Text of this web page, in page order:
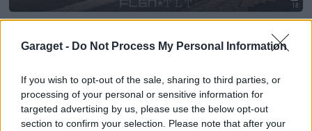
Garaget - Do Not Process My Personal Information
If you wish to opt-out of the sale, sharing to third parties, or
processing of your personal or sensitive information for
targeted advertising by us, please use the below opt-out
section to confirm your selection. Please note that after your
18
Audi A4"Bagged"(2005)
Geiros